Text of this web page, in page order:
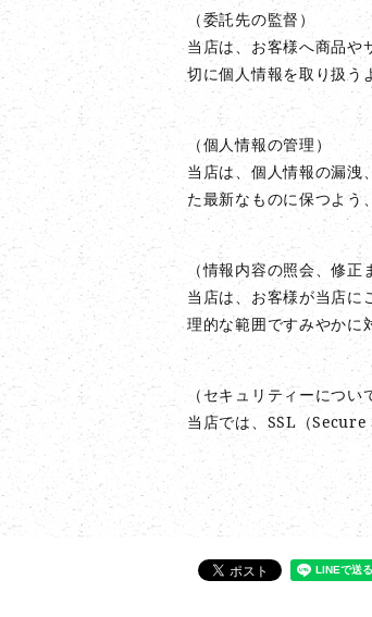
（委託先の監督）
当店は、お客様へ商品や
切に個人情報を取り扱う
（個人情報の管理）
当店は、個人情報の漏洩
た最新なものに保つよう
（情報内容の照会、修正
当店は、お客様が当店に
理的な範囲ですみやかに
（セキュリティーについ
当店では、SSL（